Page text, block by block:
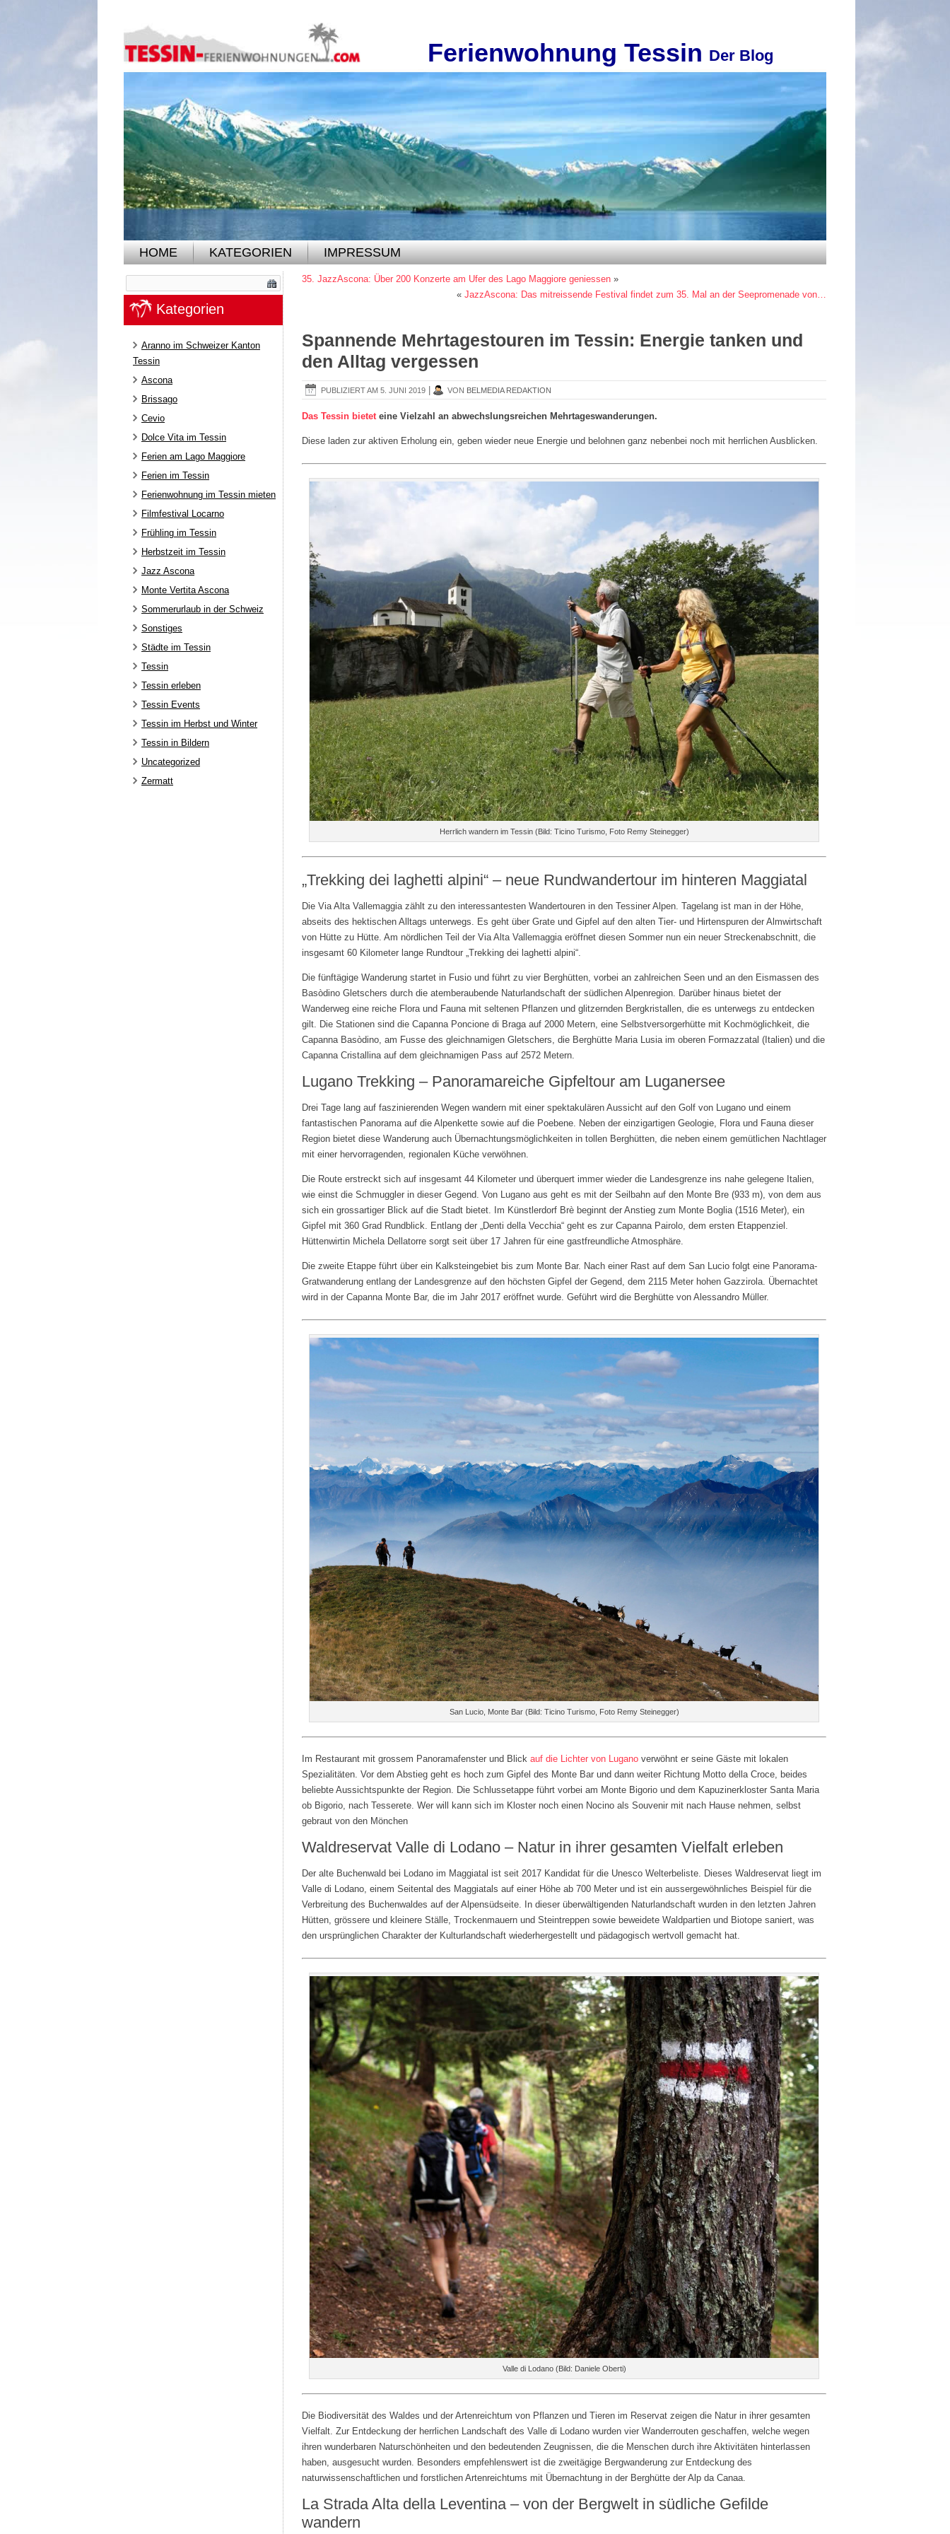
Ferienwohnung Tessin Der Blog
HOME KATEGORIEN IMPRESSUM
Kategorien
Aranno im Schweizer Kanton
Tessin
Ascona
Brissago
Cevio
Dolce Vita im Tessin
Ferien am Lago Maggiore
Ferien im Tessin
Ferienwohnung im Tessin mieten
Filmfestival Locarno
Frühling im Tessin
Herbstzeit im Tessin
Jazz Ascona
Monte Vertita Ascona
Sommerurlaub in der Schweiz
Sonstiges
Städte im Tessin
Tessin
Tessin erleben
Tessin Events
Tessin im Herbst und Winter
Tessin in Bildern
Uncategorized
Zermatt
35. JazzAscona: Über 200 Konzerte am Ufer des Lago Maggiore geniessen »
« JazzAscona: Das mitreissende Festival findet zum 35. Mal an der Seepromenade von…
Spannende Mehrtagestouren im Tessin: Energie tanken und
den Alltag vergessen
PUBLIZIERT 5. JUNI 2019| VON BELMEDIA REDAKTION
Das Tessin bieteteine Vielzahl an abwechslungsreichen Mehrtageswanderungen.
Diese laden zur aktiven Erholung ein, geben wieder neue Energie und belohnen ganz nebenbei noch mit herrlichen Ausblicken.
Herrlich wandern im Tessin (Bild: Ticino Turismo, Foto Remy Steinegger)
„Trekking dei laghetti alpini“ – neue Rundwandertour im hinteren Maggiatal
Die Via Alta Vallemaggia zählt zu den interessantesten Wandertouren in den Tessiner Alpen. Tagelang ist man in der Höhe,
abseits des hektischen Alltags unterwegs. Es geht über Grate und Gipfel auf den alten Tier- und Hirtenspuren der Almwirtschaft
von Hütte zu Hütte. Am nördlichen Teil der Via Alta Vallemaggia eröffnet diesen Sommer nun ein neuer Streckenabschnitt, die
insgesamt 60 Kilometer lange Rundtour „Trekking dei laghetti alpini“.
Die fünftägige Wanderung startet in Fusio und führt zu vier Berghütten, vorbei an zahlreichen Seen und an den Eismassen des
Basòdino Gletschers durch die atemberaubende Naturlandschaft der südlichen Alpenregion. Darüber hinaus bietet der
Wanderweg eine reiche Flora und Fauna mit seltenen Pflanzen und glitzernden Bergkristallen, die es unterwegs zu entdecken
gilt. Die Stationen sind die Capanna Poncione di Braga auf 2000 Metern, eine Selbstversorgerhütte mit Kochmöglichkeit, die
Capanna Basòdino, am Fusse des gleichnamigen Gletschers, die Berghütte Maria Lusia im oberen Formazzatal (Italien) und die
Capanna Cristallina auf dem gleichnamigen Pass auf 2572 Metern.
Lugano Trekking – Panoramareiche Gipfeltour am Luganersee
Drei Tage lang auf faszinierenden Wegen wandern mit einer spektakulären Aussicht auf den Golf von Lugano und einem
fantastischen Panorama auf die Alpenkette sowie auf die Poebene. Neben der einzigartigen Geologie, Flora und Fauna dieser
Region bietet diese Wanderung auch Übernachtungsmöglichkeiten in tollen Berghütten, die neben einem gemütlichen Nachtlager
mit einer hervorragenden, regionalen Küche verwöhnen.
Die Route erstreckt sich auf insgesamt 44 Kilometer und überquert immer wieder die Landesgrenze ins nahe gelegene Italien,
wie einst die Schmuggler in dieser Gegend. Von Lugano aus geht es mit der Seilbahn auf den Monte Bre (933 m), von dem aus
sich ein grossartiger Blick auf die Stadt bietet. Im Künstlerdorf Brè beginnt der Anstieg zum Monte Boglia (1516 Meter), ein
Gipfel mit 360 Grad Rundblick. Entlang der „Denti della Vecchia“ geht es zur Capanna Pairolo, dem ersten Etappenziel.
Hüttenwirtin Michela Dellatorre sorgt seit über 17 Jahren für eine gastfreundliche Atmosphäre.
Die zweite Etappe führt über ein Kalksteingebiet bis zum Monte Bar. Nach einer Rast auf dem San Lucio folgt eine Panorama-
Gratwanderung entlang der Landesgrenze auf den höchsten Gipfel der Gegend, dem 2115 Meter hohen Gazzirola. Übernachtet
wird in der Capanna Monte Bar, die im Jahr 2017 eröffnet wurde. Geführt wird die Berghütte von Alessandro Müller.
San Lucio, Monte Bar (Bild: Ticino Turismo, Foto Remy Steinegger)
Im Restaurant mit grossem Panoramafenster und Blick auf die Lichter von Lugano verwöhnt er seine Gäste mit lokalen
Spezialitäten. Vor dem Abstieg geht es hoch zum Gipfel des Monte Bar und dann weiter Richtung Motto della Croce, beides
beliebte Aussichtspunkte der Region. Die Schlussetappe führt vorbei am Monte Bigorio und dem Kapuzinerkloster Santa Maria
ob Bigorio, nach Tesserete. Wer will kann sich im Kloster noch einen Nocino als Souvenir mit nach Hause nehmen, selbst
gebraut von den Mönchen
Waldreservat Valle di Lodano – Natur in ihrer gesamten Vielfalt erleben
Der alte Buchenwald bei Lodano im Maggiatal ist seit 2017 Kandidat für die Unesco Welterbeliste. Dieses Waldreservat liegt im
Valle di Lodano, einem Seitental des Maggiatals auf einer Höhe ab 700 Meter und ist ein aussergewöhnliches Beispiel für die
Verbreitung des Buchenwaldes auf der Alpensüdseite. In dieser überwältigenden Naturlandschaft wurden in den letzten Jahren
Hütten, grössere und kleinere Ställe, Trockenmauern und Steintreppen sowie beweidete Waldpartien und Biotope saniert, was
den ursprünglichen Charakter der Kulturlandschaft wiederhergestellt und pädagogisch wertvoll gemacht hat.
Valle di Lodano (Bild: Daniele Oberti)
Die Biodiversität des Waldes und der Artenreichtum von Pflanzen und Tieren im Reservat zeigen die Natur in ihrer gesamten
Vielfalt. Zur Entdeckung der herrlichen Landschaft des Valle di Lodano wurden vier Wanderrouten geschaffen, welche wegen
ihren wunderbaren Naturschönheiten und den bedeutenden Zeugnissen, die die Menschen durch ihre Aktivitäten hinterlassen
haben, ausgesucht wurden. Besonders empfehlenswert ist die zweitägige Bergwanderung zur Entdeckung des
naturwissenschaftlichen und forstlichen Artenreichtums mit Übernachtung in der Berghütte der Alp da Canaa.
La Strada Alta della Leventina – von der Bergwelt in südliche Gefilde
wandern